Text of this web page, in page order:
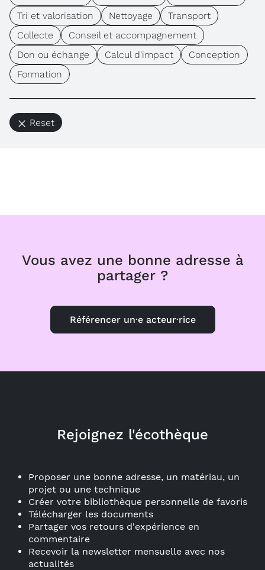
Tri et valorisation
Nettoyage
Transport
Collecte
Conseil et accompagnement
Don ou échange
Calcul d'impact
Conception
Formation
Reset
Vous avez une bonne adresse à
partager ?
Référencer un·e acteur·rice
Rejoignez l'écothèque
Proposer une bonne adresse, un matériau, un
projet ou une technique
Créer votre bibliothèque personnelle de favoris
Télécharger les documents
Partager vos retours d'expérience en
commentaire
Recevoir la newsletter mensuelle avec nos
actualités